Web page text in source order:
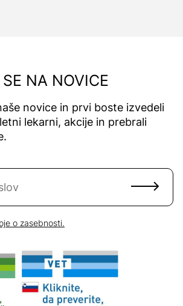
NA NOVICE
novice in prvi boste izvedeli
lekarni, akcije in prebrali
o zasebnosti.